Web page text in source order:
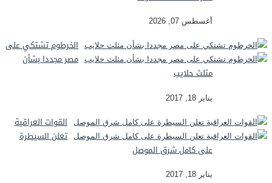
أغسطس 07, 2026
الخرطوم تشتكي على
مصر مجددا بشأن
مثلث حلايب
يناير 18, 2017
القوات العراقية
تعلن السيطرة
على كامل شرق الموصل
يناير 18, 2017